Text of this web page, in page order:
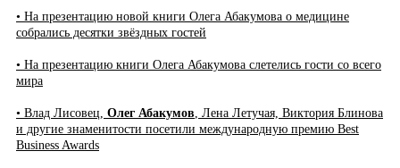
• На презентацию новой книги Олега Абакумова о медицине
собрались десятки звёздных гостей
• На презентацию книги Олега Абакумова слетелись гости со всего
мира
• Влад Лисовец, Олег Абакумов , Лена Летучая, Виктория Блинова
и другие знаменитости посетили международную премию Best
Business Awards